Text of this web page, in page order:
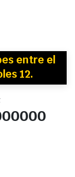
entre el
12.